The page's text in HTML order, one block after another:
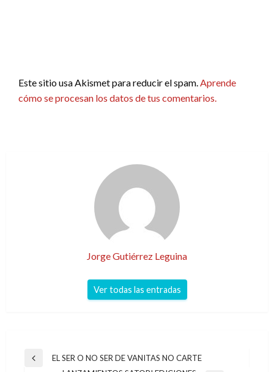
Este sitio usa Akismet para reducir el spam.Aprende
cómo se procesan los datos de tus comentarios.
Jorge Gutiérrez Leguina
Ver todas las entradas
Navegación
Entrada
EL SER O NO SER DE VANITAS NO CARTE